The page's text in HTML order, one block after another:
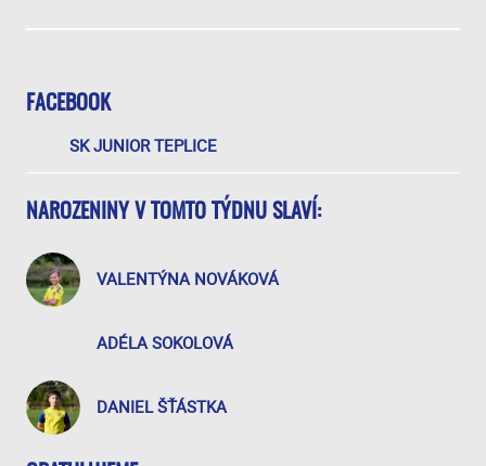
FACEBOOK
SK JUNIOR TEPLICE
NAROZENINY V TOMTO TÝDNU SLAVÍ:
VALENTÝNA NOVÁKOVÁ
ADÉLA SOKOLOVÁ
DANIEL ŠŤÁSTKA